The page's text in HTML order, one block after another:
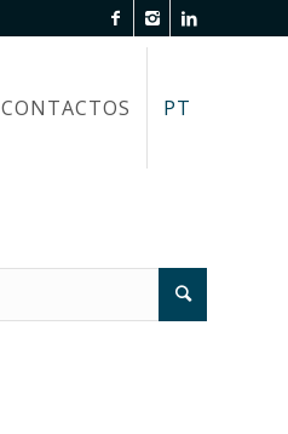
CONTACTOS PT